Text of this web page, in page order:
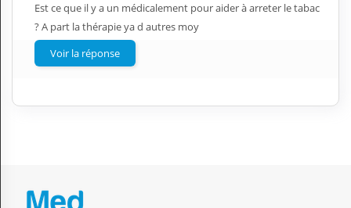
Est ce que il y a un médicalement pour aider à arreter le tabac
? A part la thérapie ya d autres moy
Voir la réponse